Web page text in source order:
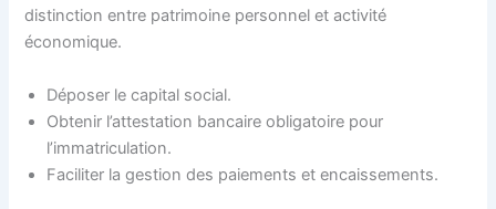
distinction entre patrimoine personnel et activité
économique.
Déposer le capital social.
Obtenir l’attestation bancaire obligatoire pour
l’immatriculation.
Faciliter la gestion des paiements et encaissements.